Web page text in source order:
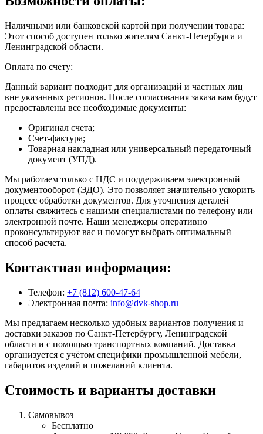
Наличными или банковской картой при получении товара:
Этот способ доступен только жителям Санкт-Петербурга и
Ленинградской области.
Оплата по счету:
Данный вариант подходит для организаций и частных лиц
вне указанных регионов. После согласования заказа вам будут
предоставлены все необходимые документы:
Оригинал счета;
Счет-фактура;
Товарная накладная или универсальный передаточный
документ (УПД).
Мы работаем только с НДС и поддерживаем электронный
документооборот (ЭДО). Это позволяет значительно ускорить
процесс обработки документов. Для уточнения деталей
оплаты свяжитесь с нашими специалистами по телефону или
электронной почте. Наши менеджеры оперативно
проконсультируют вас и помогут выбрать оптимальный
способ расчета.
Контактная информация:
Телефон: +7 (812) 600-47-64
Электронная почта: info@dvk-shop.ru
Мы предлагаем несколько удобных вариантов получения и
доставки заказов по Санкт-Петербургу, Ленинградской
области и с помощью транспортных компаний. Доставка
организуется с учётом специфики промышленной мебели,
габаритов изделий и пожеланий клиента.
Стоимость и варианты доставки
Самовывоз
Бесплатно